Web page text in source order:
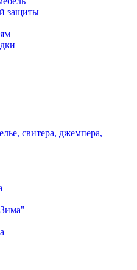
защиты
свитера, джемпера,